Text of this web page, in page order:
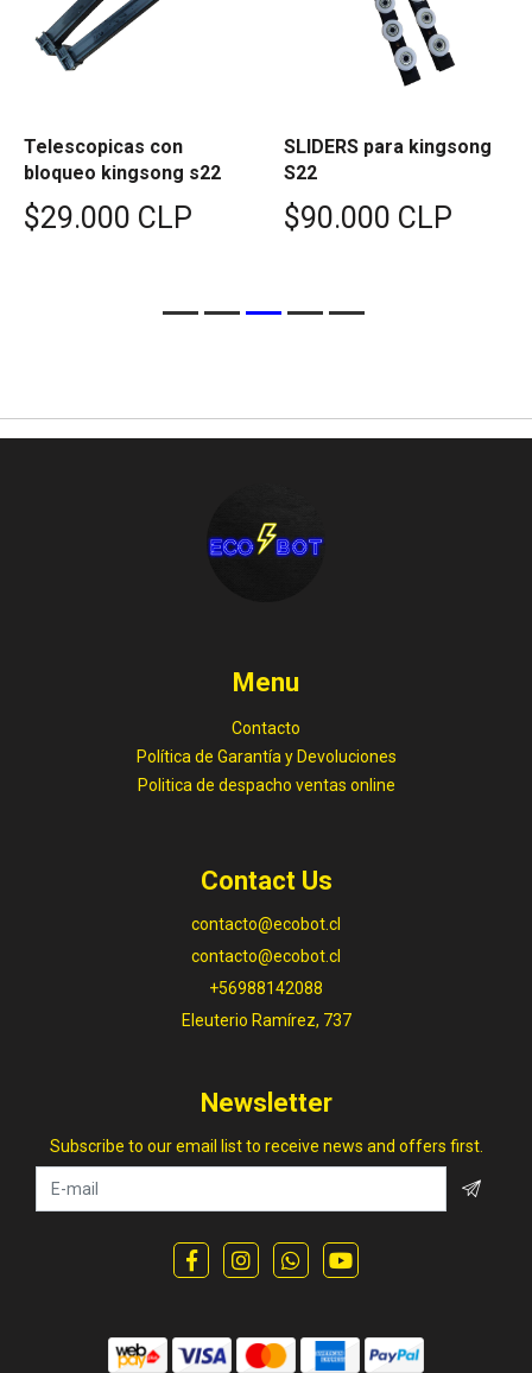
Telescopicas con
bloqueo kingsong s22
$29.000 CLP
SLIDERS para kingsong
S22
$90.000 CLP
Menu
Contacto
Política de Garantía y Devoluciones
Politica de despacho ventas online
Contact Us
contacto@ecobot.cl
contacto@ecobot.cl
+56988142088
Eleuterio Ramírez, 737
Newsletter
Subscribe to our email list to receive news and offers first.